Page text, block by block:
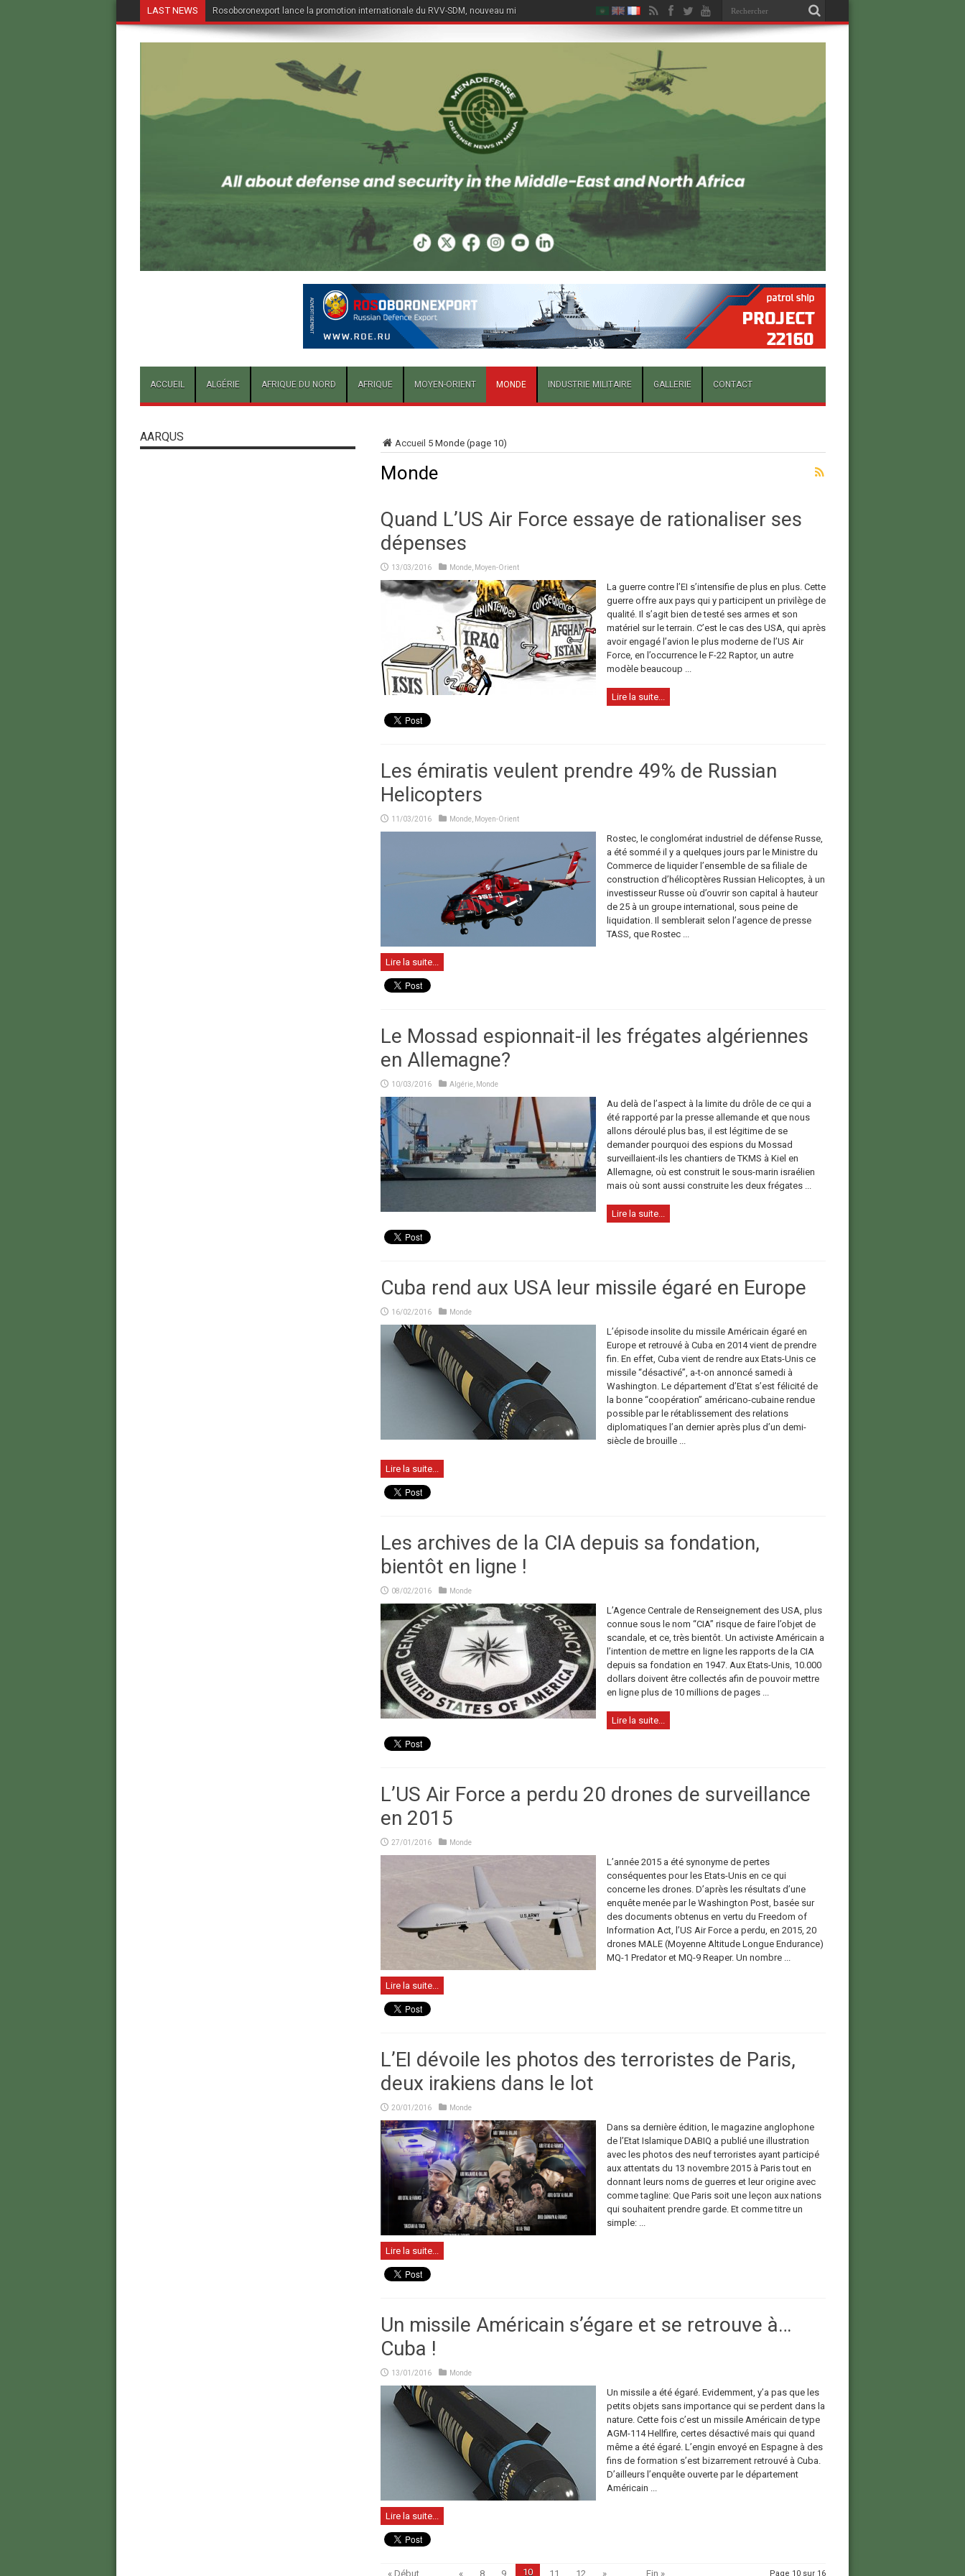
LAST NEWS Rosoboronexport lance la promotion internationale du RVV-SDM, nouveau missile air-air du Su-57E
ACCUEIL ALGÉRIE AFRIQUE DU NORD AFRIQUE MOYEN-ORIENT MONDE INDUSTRIE MILITAIRE GALLERIE CONTACT
Accueil 5 Monde(page 10)
Monde
Quand L’US Air Force essaye de rationaliser ses
dépenses
13/03/2016 Monde, Moyen-Orient
La guerre contre l’EI s’intensifie de plus en plus. Cette
guerre offre aux pays qui y participent un privilège de
qualité. Il s’agit bien de testé ses armes et son
matériel sur le terrain. C’est le cas des USA, qui après
avoir engagé l’avion le plus moderne de l’US Air
Force, en l’occurrence le F-22 Raptor, un autre
modèle beaucoup ...
Lire la suite...
Les émiratis veulent prendre 49% de Russian
Helicopters
11/03/2016 Monde, Moyen-Orient
Rostec, le conglomérat industriel de défense Russe,
a été sommé il y a quelques jours par le Ministre du
Commerce de liquider l’ensemble de sa filiale de
construction d’hélicoptères Russian Helicoptes, à un
investisseur Russe où d’ouvrir son capital à hauteur
de 25 à un groupe international, sous peine de
liquidation. Il semblerait selon l’agence de presse
TASS, que Rostec ...
Lire la suite...
Le Mossad espionnait-il les frégates algériennes
en Allemagne?
10/03/2016 Algérie, Monde
Au delà de l’aspect à la limite du drôle de ce qui a
été rapporté par la presse allemande et que nous
allons déroulé plus bas, il est légitime de se
demander pourquoi des espions du Mossad
surveillaient-ils les chantiers de TKMS à Kiel en
Allemagne, où est construit le sous-marin israélien
mais où sont aussi construite les deux frégates ...
Lire la suite...
Cuba rend aux USA leur missile égaré en Europe
16/02/2016 Monde
L’épisode insolite du missile Américain égaré en
Europe et retrouvé à Cuba en 2014 vient de prendre
fin. En effet, Cuba vient de rendre aux Etats-Unis ce
missile “désactivé”, a-t-on annoncé samedi à
Washington. Le département d’Etat s’est félicité de
la bonne “coopération” américano-cubaine rendue
possible par le rétablissement des relations
diplomatiques l’an dernier après plus d’un demi-
siècle de brouille ...
Lire la suite...
Les archives de la CIA depuis sa fondation,
bientôt en ligne !
08/02/2016 Monde
L’Agence Centrale de Renseignement des USA, plus
connue sous le nom “CIA” risque de faire l’objet de
scandale, et ce, très bientôt. Un activiste Américain a
l’intention de mettre en ligne les rapports de la CIA
depuis sa fondation en 1947. Aux Etats-Unis, 10.000
dollars doivent être collectés afin de pouvoir mettre
en ligne plus de 10 millions de pages ...
Lire la suite...
L’US Air Force a perdu 20 drones de surveillance
en 2015
27/01/2016 Monde
L’année 2015 a été synonyme de pertes
conséquentes pour les Etats-Unis en ce qui
concerne les drones. D’après les résultats d’une
enquête menée par le Washington Post, basée sur
des documents obtenus en vertu du Freedom of
Information Act, l’US Air Force a perdu, en 2015, 20
drones MALE (Moyenne Altitude Longue Endurance)
MQ-1 Predator et MQ-9 Reaper. Un nombre ...
Lire la suite...
L’EI dévoile les photos des terroristes de Paris,
deux irakiens dans le lot
20/01/2016 Monde
Dans sa dernière édition, le magazine anglophone
de l’Etat Islamique DABIQ a publié une illustration
avec les photos des neuf terroristes ayant participé
aux attentats du 13 novembre 2015 à Paris tout en
donnant leurs noms de guerres et leur origine avec
comme tagline: Que Paris soit une leçon aux nations
qui souhaitent prendre garde. Et comme titre un
simple: ...
Lire la suite...
Un missile Américain s’égare et se retrouve à…
Cuba !
13/01/2016 Monde
Un missile a été égaré. Evidemment, y’a pas que les
petits objets sans importance qui se perdent dans la
nature. Cette fois c’est un missile Américain de type
AGM-114 Hellfire, certes désactivé mais qui quand
même a été égaré. L’engin envoyé en Espagne à des
fins de formation s’est bizarrement retrouvé à Cuba.
D’ailleurs l’enquête ouverte par le département
Américain ...
Lire la suite...
Page 10 sur 16
« Début « 8 9 10 11 12 » Fin »
AARQUS